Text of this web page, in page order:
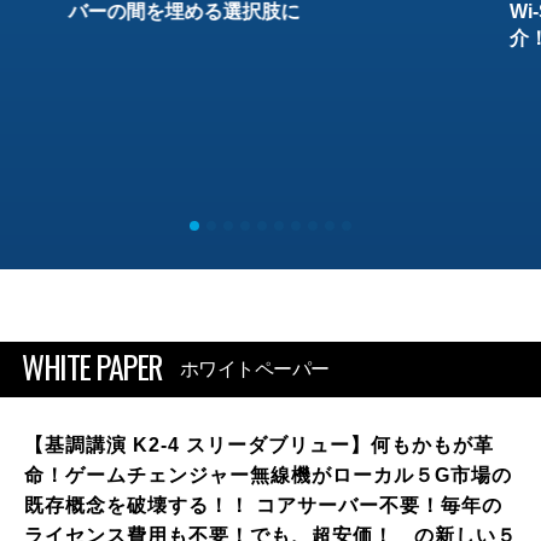
バーの間を埋める選択肢に
介
WHITE PAPER ホワイトペーパー
【基調講演 K2-4 スリーダブリュー】何もかもが革
命！ゲームチェンジャー無線機がローカル５G市場の
既存概念を破壊する！！ コアサーバー不要！毎年の
ライセンス費用も不要！でも、超安価！ の新しい５